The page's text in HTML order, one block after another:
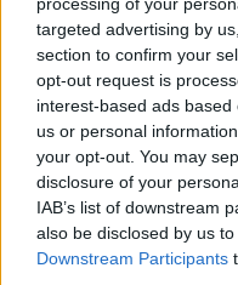
targeted advertising by
section to confirm your
opt-out request is
interest-based ads
us or personal
your opt-out. You may
disclosure of your
IAB’s list of downstream
also be disclosed by us
Downstream Participants
prejudicar o
Fabiano de Abreu
evidências de que o
genéticas na espécie
afirma, ocorre por
pelo qual os circuitos
resposta às
regressou ao
vitória do
Publicado 2 dias
Ígor Lopes
O “Millennium Estoril
dias 18 e 26 de julho,